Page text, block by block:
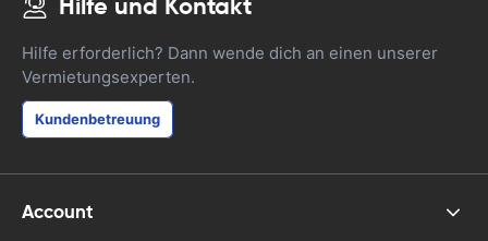
Hilfe und Kontakt
Hilfe erforderlich? Dann wende dich an einen unserer
Vermietungsexperten.
Kundenbetreuung
Account